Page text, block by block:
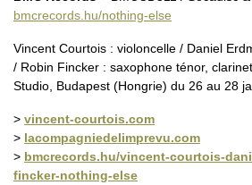
bmcrecords.hu/nothing-else
Vincent Courtois : violoncelle / Daniel
/ Robin Fincker : saxophone ténor,
Studio, Budapest (Hongrie) du 26 au 28
> vincent-courtois.com
> lacompagniedelimprevu.com
> bmcrecords.hu/vincent-courtois-
fincker-nothing-else